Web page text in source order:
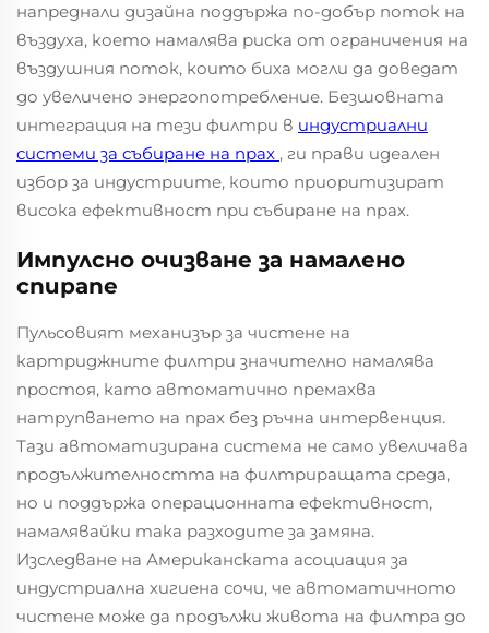
напреднали дизайна поддържа по-добър поток на
въздуха, което намалява риска от ограничения на
въздушния поток, които биха могли да доведат
до увеличено энергопотребление. Безшовната
интеграция на тези филтри в индустриални
системи за събиране на прах , ги прави идеален
избор за индустриите, които приоритизират
висока ефективност при събиране на прах.
Импулсно очизване за намалено
спираne
Пульсовият механизър за чистене на
картриджните филтри значително намалява
простоя, като автоматично премахва
натрупването на прах без ръчна интервенция.
Тази автоматизирана система не само увеличава
продължителността на филтриращата среда,
но и поддържа операционната ефективност,
намалявайки така разходите за замяна.
Изследване на Американската асоциация за
индустриална хигиена сочи, че автоматичното
чистене може да продължи живота на филтра до